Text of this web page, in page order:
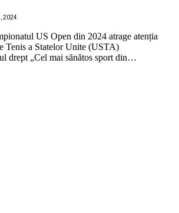
2024
US Open din 2024 atrage atenția
Tenis a Statelor Unite (USTA)
drept „Cel mai sănătos sport din…